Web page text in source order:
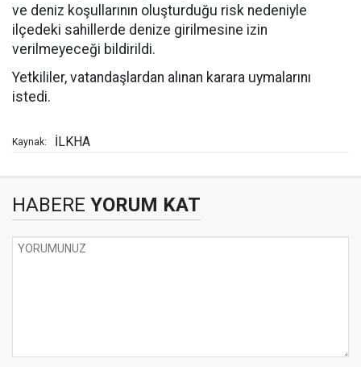
ve deniz koşullarının oluşturduğu risk nedeniyle
ilçedeki sahillerde denize girilmesine izin
verilmeyeceği bildirildi.
Yetkililer, vatandaşlardan alınan karara uymalarını
istedi.
Kaynak: İLKHA
HABERE YORUM KAT